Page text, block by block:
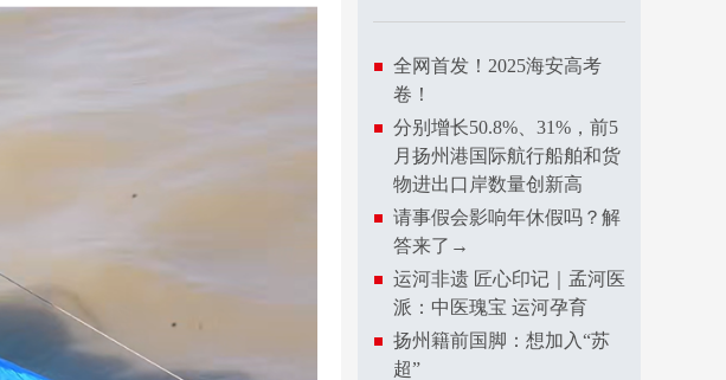
全网首发！2025海安高考
卷！
分别增长50.8%、31%，前5
月扬州港国际航行船舶和货
物进出口岸数量创新高
请事假会影响年休假吗？解
答来了→
运河非遗 匠心印记｜孟河医
派：中医瑰宝 运河孕育
扬州籍前国脚：想加入“苏
超”